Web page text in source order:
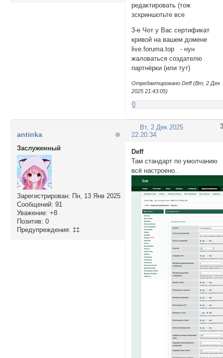
редактировать (тож
зскриншотьте все
3-е Чот у Вас сертификат
кривой на вашем домене
live.foruma.top - нун
жаловаться создателю
партнёрки (или тут)
Отредактировано Deff (Вт, 2 Дек
2025 21:43:05)
0
3
Вт, 2 Дек 2025
22:20:34
antinka
Заслуженный
Зарегистрирован: Пн, 13 Янв 2025
Сообщений: 91
Уважение: +8
Позитив: 0
Предупреждения: ‡‡
Deff
Там стандарт по умолчанию
всё настроено..